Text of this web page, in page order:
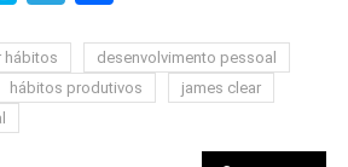
hábitos
desenvolvimento pessoal
hábitos produtivos
james clear